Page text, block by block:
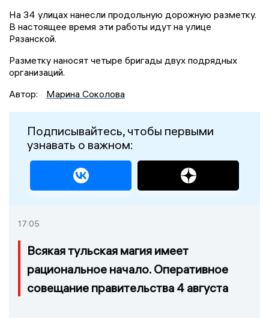
На 34 улицах нанесли продольную дорожную разметку.
В настоящее время эти работы идут на улице
Рязанской.
Разметку наносят четыре бригады двух подрядных
организаций.
Автор:
Марина Соколова
Подписывайтесь, чтобы первыми
узнавать о важном:
17:05
Всякая тульская магия имеет
рациональное начало. Оперативное
совещание правительства 4 августа